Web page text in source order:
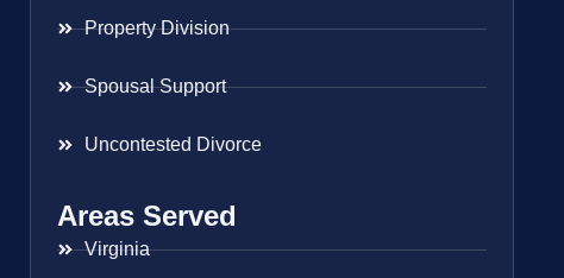
Property Division
Spousal Support
Uncontested Divorce
Areas Served
Virginia